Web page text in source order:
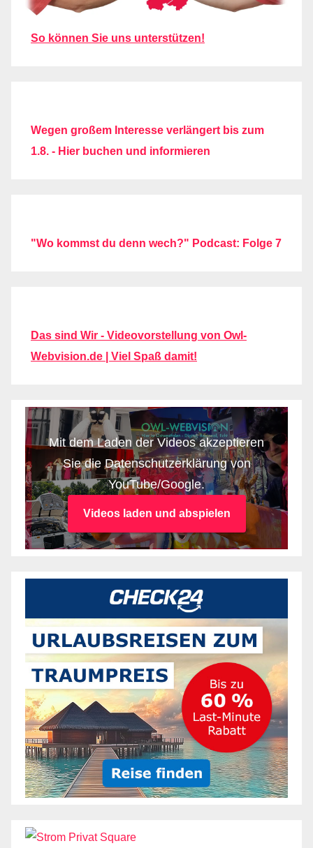
So können Sie uns unterstützen!
Wegen großem Interesse verlängert bis zum
1.8. - Hier buchen und informieren
"Wo kommst du denn wech?" Podcast: Folge 7
Das sind Wir - Videovorstellung von Owl-
Webvision.de | Viel Spaß damit!
Mit dem Laden der Videos akzeptieren
Sie die Datenschutzerklärung von
YouTube/Google.
Videos laden und abspielen